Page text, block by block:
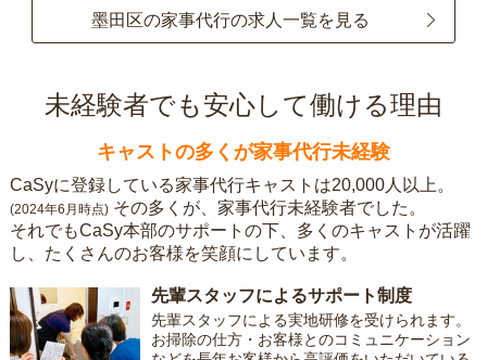
墨田区の家事代行の求人一覧を見る
未経験者でも安心して働ける理由
キャストの多くが家事代行未経験
CaSyに登録している家事代行キャストは20,000人以上。
(2024年6月時点) その多くが、家事代行未経験者でした。
それでもCaSy本部のサポートの下、多くのキャストが活躍
し、たくさんのお客様を笑顔にしています。
先輩スタッフによるサポート制度
先輩スタッフによる実地研修を受けられます。
お掃除の仕方・お客様とのコミュニケーション